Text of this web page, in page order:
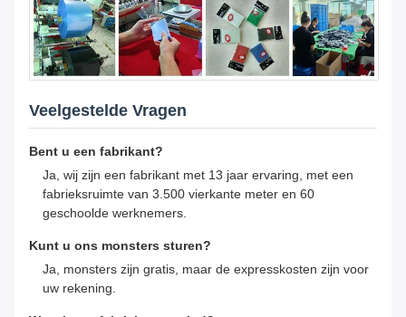
Veelgestelde Vragen
Bent u een fabrikant?
Ja, wij zijn een fabrikant met 13 jaar ervaring, met een
fabrieksruimte van 3.500 vierkante meter en 60
geschoolde werknemers.
Kunt u ons monsters sturen?
Ja, monsters zijn gratis, maar de expresskosten zijn voor
uw rekening.